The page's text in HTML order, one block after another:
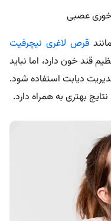
عصبی
قرص لاغری نیچرفیت
قند خون دارد، اما نباید
دیابت استفاده شود.
بهتری به همراه دارد.